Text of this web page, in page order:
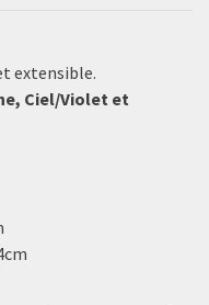
extensible.
Ciel/Violet et